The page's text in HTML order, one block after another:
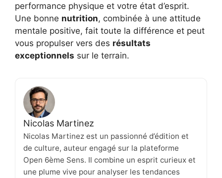
performance physique et votre état d’esprit.
Une bonne nutrition, combinée à une attitude
mentale positive, fait toute la différence et peut
vous propulser vers des résultats
exceptionnels sur le terrain.
Nicolas Martinez
Nicolas Martinez est un passionné d’édition et
de culture, auteur engagé sur la plateforme
Open 6ème Sens. Il combine un esprit curieux et
une plume vive pour analyser les tendances